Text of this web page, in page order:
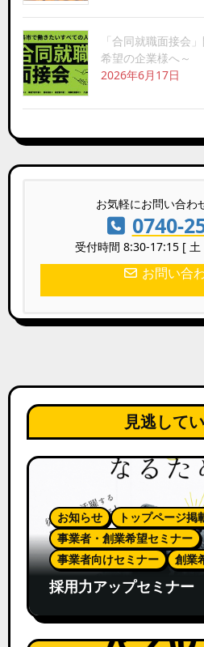
「合同就職面接会
希望の企業様へ～
2026年6月17日
お気軽にお問い合わ
0740-
受付時間 8:30-17:15 [
お問い合
見逃して
お知らせ
トップページ掲
事業者・創業希望セミナー
事業者向けセミナー
創業
採用力アップセミナー